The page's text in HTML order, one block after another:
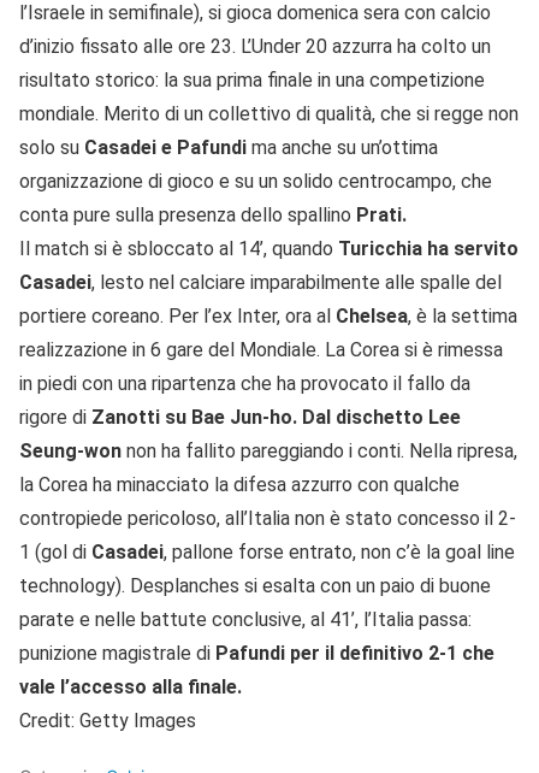
l’Israele in semifinale), si gioca domenica sera con calcio
d’inizio fissato alle ore 23. L’Under 20 azzurra ha colto un
risultato storico: la sua prima finale in una competizione
mondiale. Merito di un collettivo di qualità, che si regge non
solo su Casadei e Pafundi ma anche su un’ottima
organizzazione di gioco e su un solido centrocampo, che
conta pure sulla presenza dello spallino Prati.
Il match si è sbloccato al 14’, quando Turicchia ha servito
Casadei, lesto nel calciare imparabilmente alle spalle del
portiere coreano. Per l’ex Inter, ora al Chelsea, è la settima
realizzazione in 6 gare del Mondiale. La Corea si è rimessa
in piedi con una ripartenza che ha provocato il fallo da
rigore di Zanotti su Bae Jun-ho. Dal dischetto Lee
Seung-won non ha fallito pareggiando i conti. Nella ripresa,
la Corea ha minacciato la difesa azzurro con qualche
contropiede pericoloso, all’Italia non è stato concesso il 2-
1 (gol di Casadei, pallone forse entrato, non c’è la goal line
technology). Desplanches si esalta con un paio di buone
parate e nelle battute conclusive, al 41’, l’Italia passa:
punizione magistrale di Pafundi per il definitivo 2-1 che
vale l’accesso alla finale.
Credit: Getty Images